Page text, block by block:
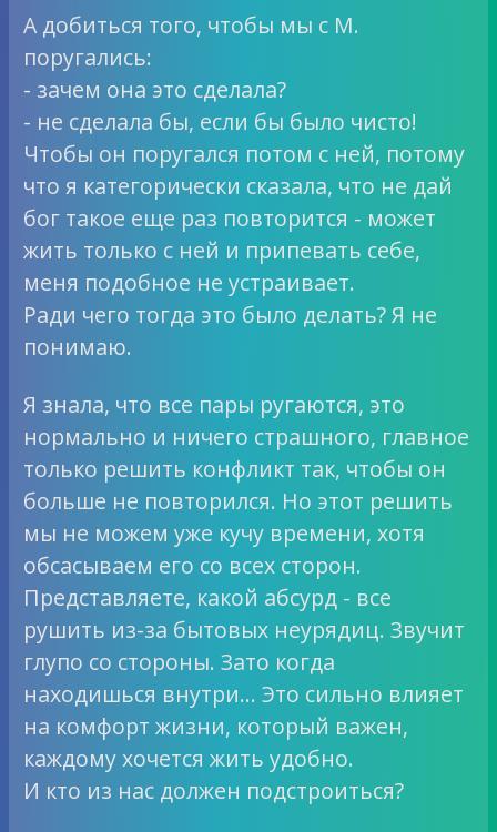
А добиться того, чтобы мы с М.
поругались:
- зачем она это сделала?
- не сделала бы, если бы было чисто!
Чтобы он поругался потом с ней, потому
что я категорически сказала, что не дай
бог такое еще раз повторится - может
жить только с ней и припевать себе,
меня подобное не устраивает.
Ради чего тогда это было делать? Я не
понимаю.
Я знала, что все пары ругаются, это
нормально и ничего страшного, главное
только решить конфликт так, чтобы он
больше не повторился. Но этот решить
мы не можем уже кучу времени, хотя
обсасываем его со всех сторон.
Представляете, какой абсурд - все
рушить из-за бытовых неурядиц. Звучит
глупо со стороны. Зато когда
находишься внутри… Это сильно влияет
на комфорт жизни, который важен,
каждому хочется жить удобно.
И кто из нас должен подстроиться?